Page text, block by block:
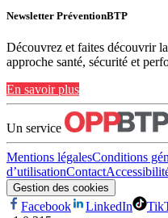
Newsletter PréventionBTP
Découvrez et faites découvrir
approche santé, sécurité et
En savoir plus
Un service
Mentions légalesConditions
d’utilisationContact
Gestion des cookies
Facebook LinkedIn